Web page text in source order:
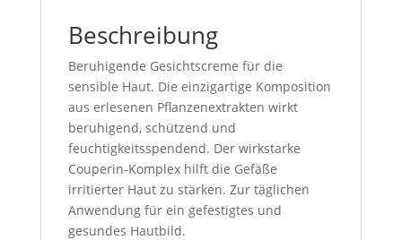
Beschreibung
Beruhigende Gesichtscreme für die
sensible Haut. Die einzigartige Komposition
aus erlesenen Pflanzenextrakten wirkt
beruhigend, schützend und
feuchtigkeitsspendend. Der wirkstarke
Couperin-Komplex hilft die Gefäße
irritierter Haut zu stärken. Zur täglichen
Anwendung für ein gefestigtes und
gesundes Hautbild.